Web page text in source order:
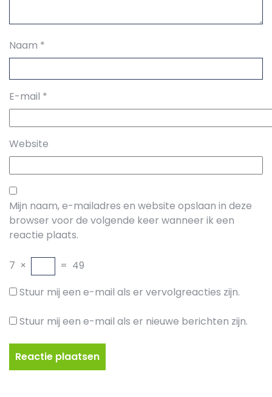
Naam *
E-mail *
Website
Mijn naam, e-mailadres en website opslaan in deze
browser voor de volgende keer wanneer ik een
reactie plaats.
7 × = 49
Stuur mij een e-mail als er vervolgreacties zijn.
Stuur mij een e-mail als er nieuwe berichten zijn.